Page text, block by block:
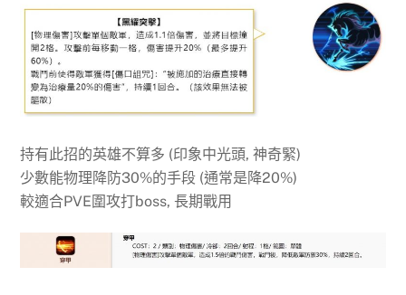
持有此招的英雄不算多 (印象中光頭, 神奇緊)
少數能物理降防30%的手段 (通常是降20%)
較適合PVE圍攻打boss, 長期戰用